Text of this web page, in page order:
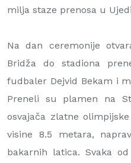
milja staze prenosa u
Na dan ceremonije
Bridža do stadiona
fudbaler Dejvid Bekam i
Preneli su plamen na
osvajača zlatne
visine 8.5 metara,
bakarnih latica. Svaka